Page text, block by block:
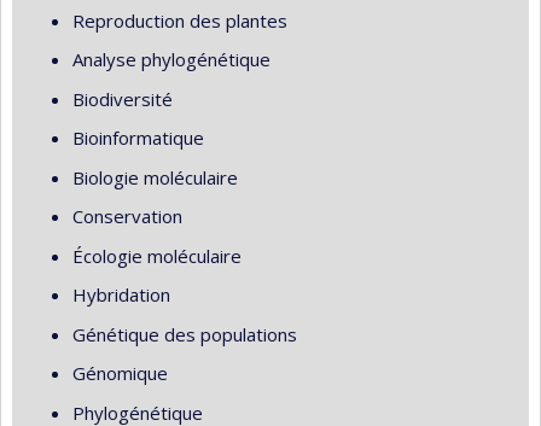
Reproduction des plantes
Analyse phylogénétique
Biodiversité
Bioinformatique
Biologie moléculaire
Conservation
Écologie moléculaire
Hybridation
Génétique des populations
Génomique
Phylogénétique